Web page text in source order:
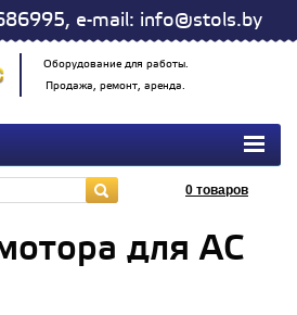
e-mail: info@stols.by
Оборудование для работы.
Продажа, ремонт, аренда.
0 товаров
для АС